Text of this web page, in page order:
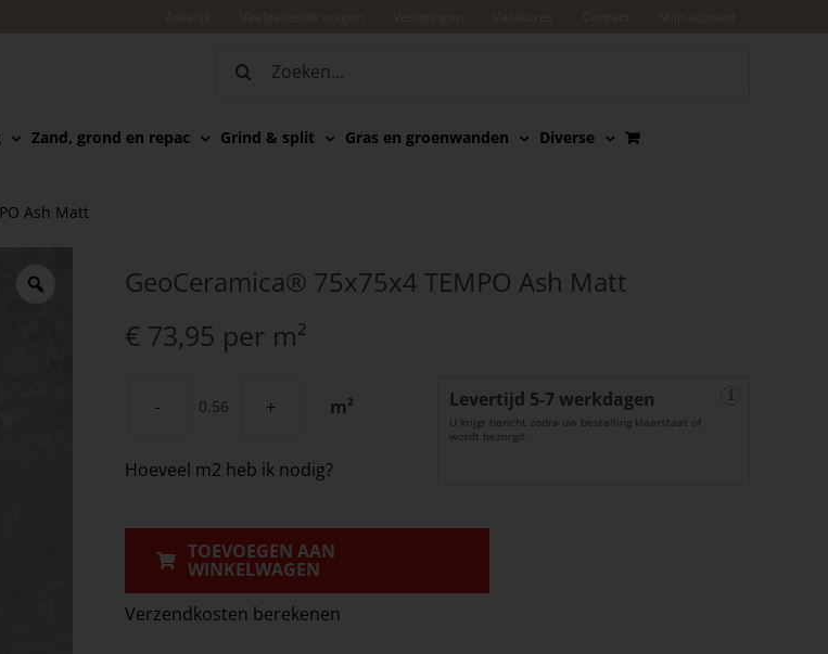
Zoeken
Zand, grond en repac Grind & split Gras en groenwanden Diverse
Ash Matt
GeoCeramica® 75x75x4 TEMPO Ash Matt
€73,95 per m²
GeoCeramica®
TEMPO
Matt
aantal
m² Levertijd 5-7 werkdagen
U krijgt bericht zodra uw bestelling klaarstaat of
wordt bezorgd.
i
Hoeveel m2 heb ik nodig?
TOEVOEGEN AAN
WINKELWAGEN
Verzendkosten berekenen